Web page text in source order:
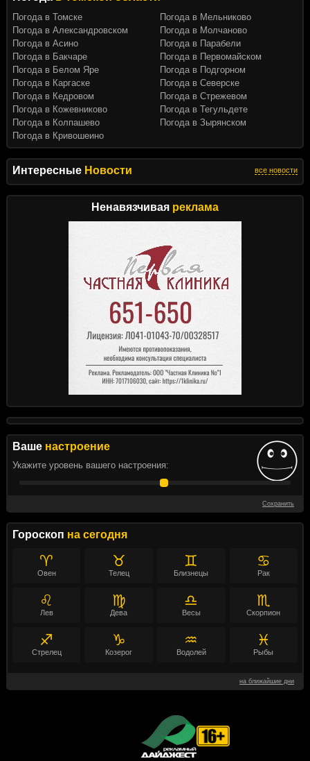
Интересные Новости все новости
Ненавязчивая реклама
Ваше настроение
Укажите уровень вашего настроения:
Сохранить
Гороскоп на сегодня
♈
Овен
♉
Телец
♊
Близнецы
♋
Рак
♌
Лев
♍
Дева
♎
Весы
♏
Скорпион
♐
Стрелец
♑
Козерог
♒
Водолей
♓
Рыбы
на ближайшие дни
Погода в Томске
Погода в Александровском
Погода в Асино
Погода в Бакчаре
Погода в Белом Яре
Погода в Каргаске
Погода в Кедровом
Погода в Кожевниково
Погода в Колпашево
Погода в Кривошеино
Погода в Мельниково
Погода в Молчаново
Погода в Парабели
Погода в Первомайском
Погода в Подгорном
Погода в Северске
Погода в Стрежевом
Погода в Тегульдете
Погода в Зырянском